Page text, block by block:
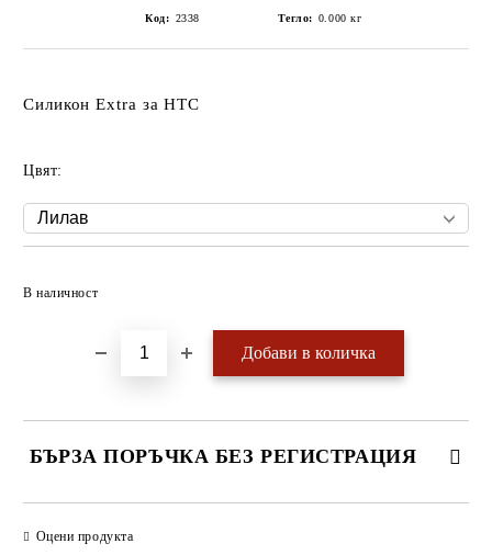
Код: 2338 Тегло: 0.000 кг
Силикон Extra за HTC
Цвят:
В наличност
БЪРЗА ПОРЪЧКА БЕЗ РЕГИСТРАЦИЯ
Оцени продукта